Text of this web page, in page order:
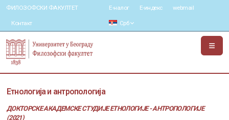
ФИЛОЗОФСКИ ФАКУЛТЕТ
Контакт
Е-налог Е-индекс webmail
Срб
Етнологија и антропологија
ДОКТОРСКЕ АКАДЕМСКЕ СТУДИЈЕ ЕТНОЛОГИЈЕ - АНТРОПОЛОГИЈЕ
(2021)